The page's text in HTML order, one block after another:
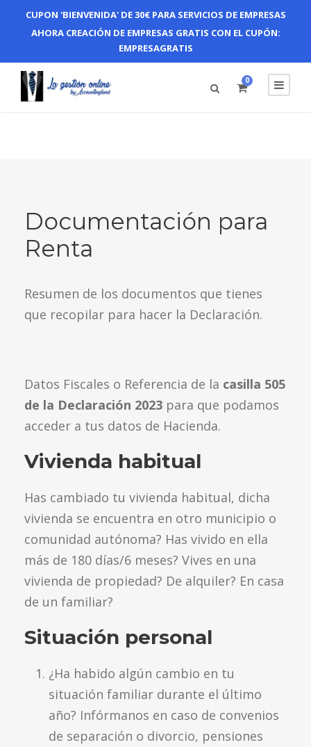
CUPON 'BIENVENIDA' DE 30€ PARA SERVICIOS DE EMPRESAS
AHORA CREACIÓN DE EMPRESAS GRATIS CON EL CUPÓN:
EMPRESAGRATIS
0
Documentación para
Renta
Resumen de los documentos que tienes
que recopilar para hacer la Declaración.
Datos Fiscales o Referencia de la casilla 505
de la Declaración 2023 para que podamos
acceder a tus datos de Hacienda.
Vivienda habitual
Has cambiado tu vivienda habitual, dicha
vivienda se encuentra en otro municipio o
comunidad autónoma? Has vivido en ella
más de 180 días/6 meses? Vives en una
vivienda de propiedad? De alquiler? En casa
de un familiar?
Situación personal
¿Ha habido algún cambio en tu
situación familiar durante el último
año? Infórmanos en caso de convenios
de separación o divorcio, pensiones